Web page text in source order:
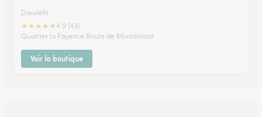
Dieulefit
★★★★★4.9 (43)
Quartier la Fayence Route de Montélimar
Voir la boutique